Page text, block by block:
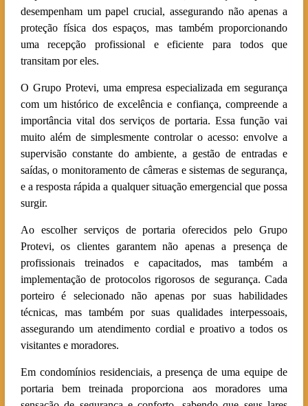
desempenham um papel crucial, assegurando não apenas a
proteção física dos espaços, mas também proporcionando
uma recepção profissional e eficiente para todos que
transitam por eles.
O Grupo Protevi, uma empresa especializada em segurança
com um histórico de excelência e confiança, compreende a
importância vital dos serviços de portaria. Essa função vai
muito além de simplesmente controlar o acesso: envolve a
supervisão constante do ambiente, a gestão de entradas e
saídas, o monitoramento de câmeras e sistemas de segurança,
e a resposta rápida a qualquer situação emergencial que possa
surgir.
Ao escolher serviços de portaria oferecidos pelo Grupo
Protevi, os clientes garantem não apenas a presença de
profissionais treinados e capacitados, mas também a
implementação de protocolos rigorosos de segurança. Cada
porteiro é selecionado não apenas por suas habilidades
técnicas, mas também por suas qualidades interpessoais,
assegurando um atendimento cordial e proativo a todos os
visitantes e moradores.
Em condomínios residenciais, a presença de uma equipe de
portaria bem treinada proporciona aos moradores uma